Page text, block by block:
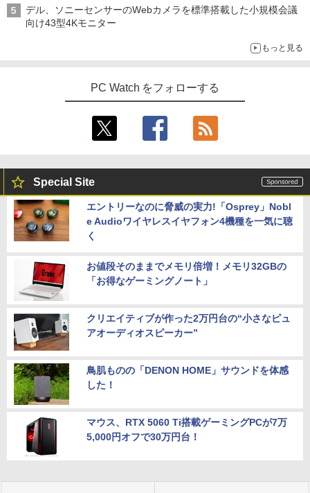
デル、ソニーセンサーのWebカメラを標準搭載した小規模会議
向け43型4Kモニター
もっと見る
PC Watch をフォローする
Special Site
エントリーなのに脅威の実力!「Osprey」Nobl
e Audioワイヤレスイヤフォン4機種を一気に聴
く
お値段そのままでメモリ倍増！メモリ32GBの
「お得なゲーミングノート」
クリエイティブが作った2万円台の“小さなピュ
アオーディオスピーカー”
鳥肌ものの「DENON HOME」サウンドを体感
した！
マウス、RTX 5060 Ti搭載ゲーミングPCが7万
5,000円オフで30万円台！